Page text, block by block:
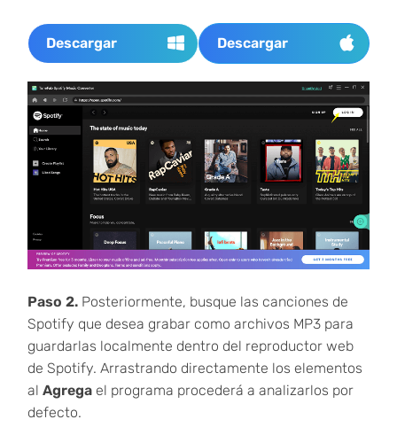
Descargar Descargar
Paso 2.Posteriormente, busque las canciones de
Spotify que desea grabar como archivos MP3 para
guardarlas localmente dentro del reproductor web
de Spotify. Arrastrando directamente los elementos
al Agregael programa procederá a analizarlos por
defecto.